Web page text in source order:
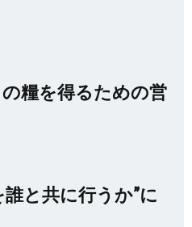
糧を得るための営
と共に行うか”に